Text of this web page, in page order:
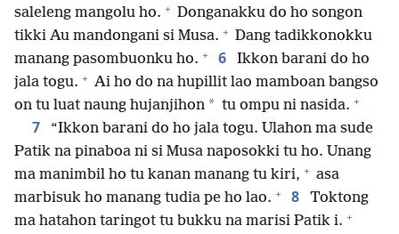
saleleng mangolu ho. + Donganakku do ho songon
tikki Au mandongani si Musa. + Dang tadikkonokku
manang pasombuonku ho. + 6
Ikkon barani do ho
jala togu. + Ai ho do na hupillit lao mamboan bangso
on tu luat naung hujanjihon * tu ompu ni nasida. +
7
“Ikkon barani do ho jala togu. Ulahon ma sude
Patik na pinaboa ni si Musa naposokki tu ho. Unang
ma manimbil ho tu kanan manang tu kiri, + asa
marbisuk ho manang tudia pe ho lao. + 8
Toktong
ma hatahon taringot tu bukku na marisi Patik i. +